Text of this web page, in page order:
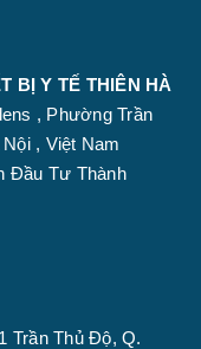
BỊ Y TẾ THIÊN HÀ
, Phường Trần
, Việt Nam
Đầu Tư Thành
Trần Thủ Độ, Q.